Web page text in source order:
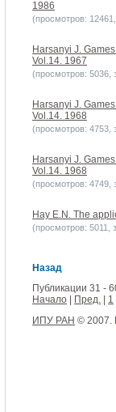
1986
(просмотров:
Harsanyi J.
Vol.14. 1967
(просмотров: 5036,
Harsanyi J.
Vol.14. 1968
(просмотров: 4753,
Harsanyi J.
Vol.14. 1968
(просмотров: 4749,
Hay E.N. The
(просмотров: 5011,
Назад
Публикации 31 -
Начало
Пред.
1
ИПУ РАН © 2007.